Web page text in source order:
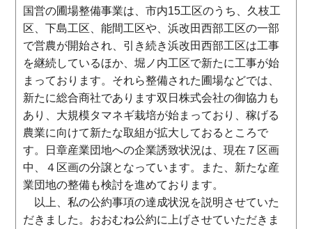
国営の圃場整備事業は、市内15工区のうち、久枝工
区、下島工区、能間工区や、浜改田西部工区の一部
で営農が開始され、引き続き浜改田西部工区は工事
を継続しているほか、堀ノ内工区で新たに工事が始
まっております。それら整備された圃場などでは、
新たに総合商社であります双日株式会社の御協力も
あり、大規模タマネギ栽培が始まっており、稼げる
農業に向けて新たな取組が拡大しておるところで
す。日章産業団地への企業誘致状況は、現在７区画
中、４区画の分譲となっています。また、新たな産
業団地の整備も検討を進めております。
以上、私の公約事項の達成状況を説明させていた
だきました。おおむね公約に上げさせていただきま